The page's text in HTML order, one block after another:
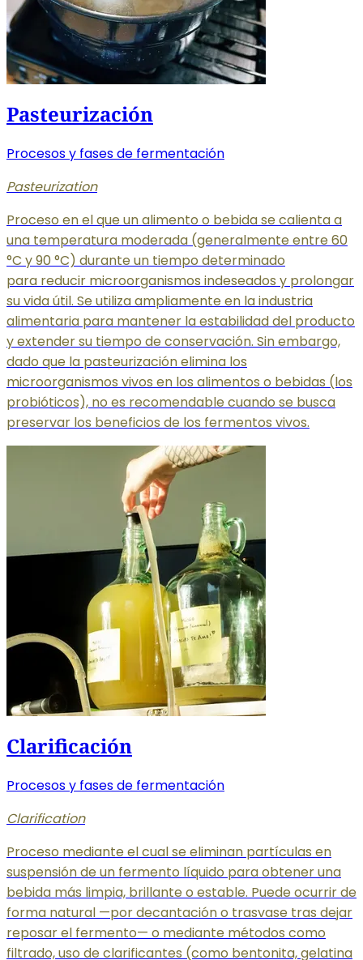
Pasteurización
Procesos y fases de fermentación
Pasteurization
Proceso en el que un alimento o bebida se calienta a
una temperatura moderada (generalmente entre 60
°C y 90 °C) durante un tiempo determinado
para reducir microorganismos indeseados y prolongar
su vida útil. Se utiliza ampliamente en la industria
alimentaria para mantener la estabilidad del producto
y extender su tiempo de conservación. Sin embargo,
dado que la pasteurización elimina los
microorganismos vivos en los alimentos o bebidas (los
probióticos), no es recomendable cuando se busca
preservar los beneficios de los fermentos vivos.
Clarificación
Procesos y fases de fermentación
Clarification
Proceso mediante el cual se eliminan partículas en
suspensión de un fermento líquido para obtener una
bebida más limpia, brillante o estable. Puede ocurrir de
forma natural —por decantación o trasvase tras dejar
reposar el fermento— o mediante métodos como
filtrado, uso de clarificantes (como bentonita, gelatina